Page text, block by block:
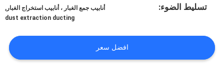
أخبار
القضايا
تسليط الضوء: أنابيب جمع الغبار ، أنابيب استخراج الغبار ,
dust extraction ducting
افضل سعر